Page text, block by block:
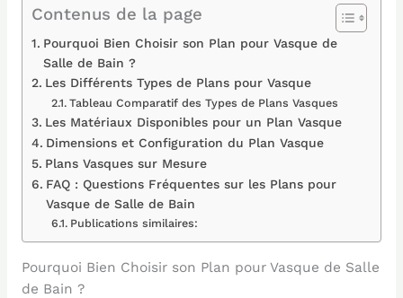
Contenus de la page
Pourquoi Bien Choisir son Plan pour Vasque de
Salle de Bain ?
Les Différents Types de Plans pour Vasque
Tableau Comparatif des Types de Plans Vasques
Les Matériaux Disponibles pour un Plan Vasque
Dimensions et Configuration du Plan Vasque
Plans Vasques sur Mesure
FAQ : Questions Fréquentes sur les Plans pour
Vasque de Salle de Bain
Publications similaires:
Pourquoi Bien Choisir son Plan pour Vasque de Salle
de Bain ?